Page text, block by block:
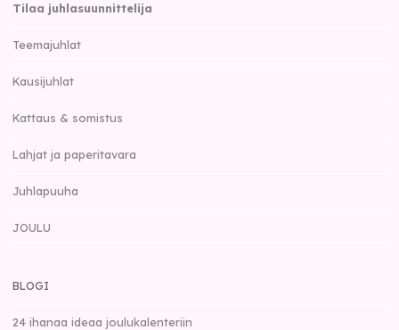
Tilaa juhlasuunnittelija
Teemajuhlat
Kausijuhlat
Kattaus & somistus
Lahjat ja paperitavara
Juhlapuuha
JOULU
BLOGI
24 ihanaa ideaa joulukalenteriin